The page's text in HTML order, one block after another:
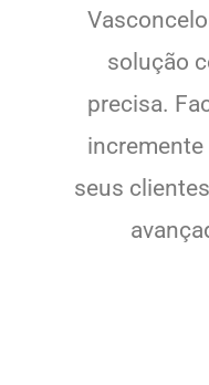
solução
precisa.
incremente
seus